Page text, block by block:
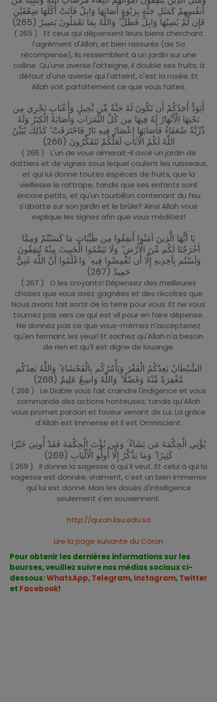
أَنفُسِهِمْ كَمَثَلِ جَنَّةٍ بِرَبْوَةٍ أَصَابَهَا وَابِلٌ فَآتَتْ أُكُلَهَا ضِعْفَيْنِ
فَإِن لَّمْ يُصِبْهَا وَابِلٌ فَطَلٌّ ۗ وَاللَّهُ بِمَا تَعْمَلُونَ بَصِيرٌ (265)
( 265 ) Et ceux qui dépensent leurs biens cherchant
l'agrément d'Allah, et bien rassurés (de Sa
récompense), ils ressemblent à un jardin sur une
colline. Qu'une averse l'atteigne, il double ses fruits; à
défaut d'une averse qui l'atteint, c'est la rosée. Et
Allah voit parfaitement ce que vous faites.
أَيَوَدُّ أَحَدُكُمْ أَن تَكُونَ لَهُ جَنَّةٌ مِّن نَّخِيلٍ وَأَعْنَابٍ تَجْرِي مِن
تَحْتِهَا الْأَنْهَارُ لَهُ فِيهَا مِن كُلِّ الثَّمَرَاتِ وَأَصَابَهُ الْكِبَرُ وَلَهُ
ذُرِّيَّةٌ ضُعَفَاءُ فَأَصَابَهَا إِعْصَارٌ فِيهِ نَارٌ فَاحْتَرَقَتْ ۗ كَذَٰلِكَ يُبَيِّنُ
اللَّهُ لَكُمُ الْآيَاتِ لَعَلَّكُمْ تَتَفَكَّرُونَ (266)
( 266 ) L'un de vous aimerait-il avoir un jardin de
dattiers et de vignes sous lequel coulent les ruisseaux,
et qui lui donne toutes espèces de fruits, que la
vieillesse le rattrape, tandis que ses enfants sont
encore petits, et qu'un tourbillon contenant du feu
s'abatte sur son jardin et le brûle? Ainsi Allah vous
explique les signes afin que vous méditiez!
يَا أَيُّهَا الَّذِينَ آمَنُوا أَنفِقُوا مِن طَيِّبَاتِ مَا كَسَبْتُمْ وَمِمَّا
أَخْرَجْنَا لَكُم مِّنَ الْأَرْضِ ۖ وَلَا تَيَمَّمُوا الْخَبِيثَ مِنْهُ تُنفِقُونَ
وَلَسْتُم بِآخِذِيهِ إِلَّا أَن تُغْمِضُوا فِيهِ ۚ وَاعْلَمُوا أَنَّ اللَّهَ غَنِيٌّ
حَمِيدٌ (267)
( 267 ) O les croyants! Dépensez des meilleures
choses que vous avez gagnées et des récoltes que
Nous avons fait sortir de la terre pour vous. Et ne vous
tournez pas vers ce qui est vil pour en faire dépense.
Ne donnez pas ce que vous-mêmes n'accepteriez
qu'en fermant les yeux! Et sachez qu'Allah n'a besoin
de rien et qu'Il est digne de louange.
الشَّيْطَانُ يَعِدُكُمُ الْفَقْرَ وَيَأْمُرُكُم بِالْفَحْشَاءِ ۖ وَاللَّهُ يَعِدُكُم
مَّغْفِرَةً مِّنْهُ وَفَضْلًا ۗ وَاللَّهُ وَاسِعٌ عَلِيمٌ (268)
( 268 ) Le Diable vous fait craindre l'indigence et vous
commande des actions honteuses; tandis qu'Allah
vous promet pardon et faveur venant de Lui. La grâce
d'Allah est immense et Il est Omniscient.
يُؤْتِي الْحِكْمَةَ مَن يَشَاءُ ۚ وَمَن يُؤْتَ الْحِكْمَةَ فَقَدْ أُوتِيَ خَيْرًا
كَثِيرًا ۗ وَمَا يَذَّكَّرُ إِلَّا أُولُو الْأَلْبَابِ (269)
( 269 ) Il donne la sagesse à qui Il veut. Et celui à qui la
sagesse est donnée, vraiment, c'est un bien immense
qui lui est donné. Mais les doués d'intelligence
seulement s'en souviennent.
http://quran.ksu.edu.sa
Lire la page suivante du Coran
Pour obtenir les dernières informations sur les
bourses, veuillez suivre nos médias sociaux ci-
dessous:WhatsApp,Telegram,Instagram,Twitter
et Facebook!